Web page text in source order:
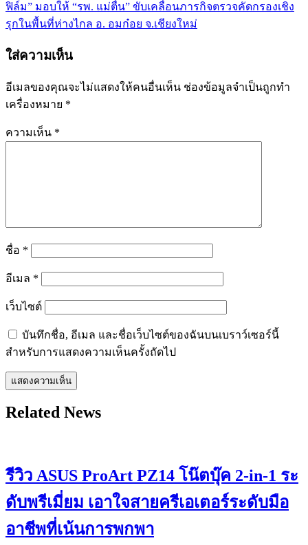
ฟิล์ม” มอบให้ “รพ. แม่ตื่น” ขับเคลื่อนภารกิจตรวจคัดกรองเชิง
รุกในพื้นที่ห่างไกล อ. อมก๋อย จ.เชียงใหม่
ใส่ความเห็น
อีเมลของคุณจะไม่แสดงให้คนอื่นเห็น ช่องข้อมูลจำเป็นถูกทำ
เครื่องหมาย *
ความเห็น *
ชื่อ *
อีเมล *
เว็บไซต์
บันทึกชื่อ, อีเมล และชื่อเว็บไซต์ของฉันบนเบราว์เซอร์นี้
สำหรับการแสดงความเห็นครั้งถัดไป
Related News
รีวิว ASUS ProArt PZ14 โน๊ตบุ๊ค 2-in-1 ระ
ดับพรีเมี่ยม เอาใจสายครีเอเตอร์ระดับมือ
อาชีพที่เน้นการพกพา